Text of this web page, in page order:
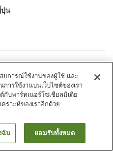
ปุ่น
คาเฟ่
ร้านค้า
องพัก
บการณ์ใช้งานของผู้ใช้ และ
ารใช้งานบนเว็บไซต์ของเรา
กับพาร์ทเนอร์โซเชียลมีเดีย
ราะห์ของเราอีกด้วย
ฉัน ยอมรับทั้งหมด